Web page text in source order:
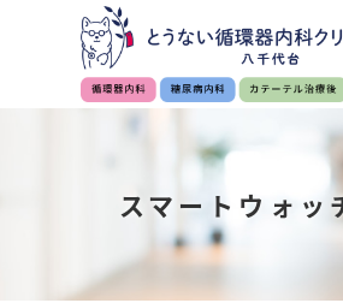
スマートウォッ